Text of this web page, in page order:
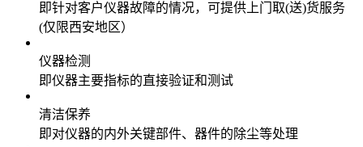
即针对客户仪器故障的情况，可提供上门取(送)货服务
(仅限西安地区）
仪器检测
即仪器主要指标的直接验证和测试
清洁保养
即对仪器的内外关键部件、器件的除尘等处理